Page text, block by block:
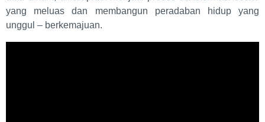
yang meluas dan membangun peradaban hidup yang
unggul – berkemajuan.